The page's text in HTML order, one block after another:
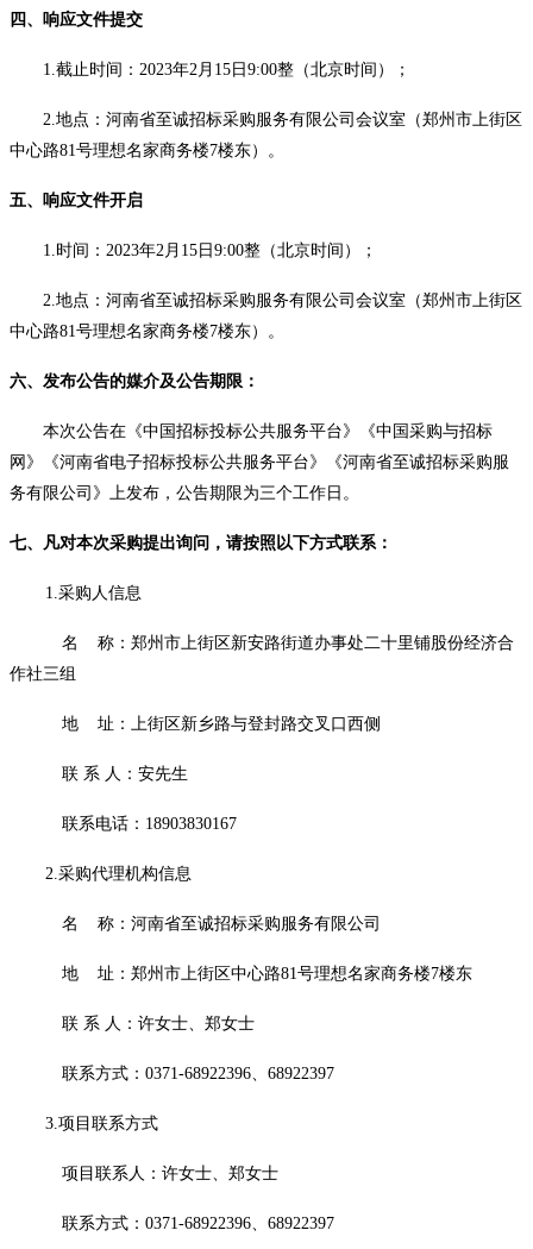
四、响应文件提交
1.截止时间： 2023年2月15日9:00整 （北京时间）；
2.地点：河南省至诚招标采购服务有限公司会议室（郑州市上街区
中心路81号理想名家商务楼7楼东）。
五、响应文件开启
1.时间： 2023年2月15日9:00整 （北京时间）；
2.地点：河南省至诚招标采购服务有限公司会议室（郑州市上街区
中心路81号理想名家商务楼7楼东）。
六、发布公告的媒介及公告期限：
本次公告在《中国招标投标公共服务平台》《中国采购与招标
网》《河南省电子招标投标公共服务平台》《河南省至诚招标采购服
务有限公司》上发布，公告期限为三个工作日。
七、凡对本次采购提出询问，请按照以下方式联系：
1.采购人信息
名 称： 郑州市上街区新安路街道办事处二十里铺股份经济合
作社三组
地 址：上街区新乡路与登封路交叉口西侧
联 系 人：安先生
联系电话： 18903830167
2.采购代理机构信息
名 称： 河南省至诚招标采购服务有限公司
地 址： 郑州市上街区中心路81号理想名家商务楼7楼东
联 系 人：许女士、郑女士
联系方式： 0371-68922396、68922397
3.项目联系方式
项目联系人：许女士、郑女士
联系方式： 0371-68922396、68922397